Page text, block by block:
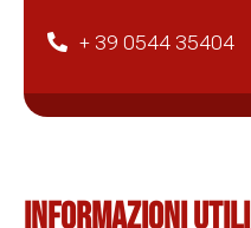
+ 39 0544 35404
Informazioni Utili